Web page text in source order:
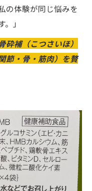
の体験が同じ悩みを
」
補（こつさいほ）
節・骨・筋肉）を贅